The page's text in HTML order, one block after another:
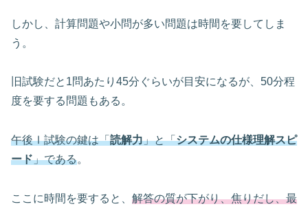
しかし、計算問題や小問が多い問題は時間を要してしま
う。
旧試験だと1問あたり45分ぐらいが目安になるが、50分程
度を要する問題もある。
午後Ⅰ試験の鍵は「読解力」と「システムの仕様理解スピ
ード」である。
ここに時間を要すると、 解答の質が下がり、焦りだし、最